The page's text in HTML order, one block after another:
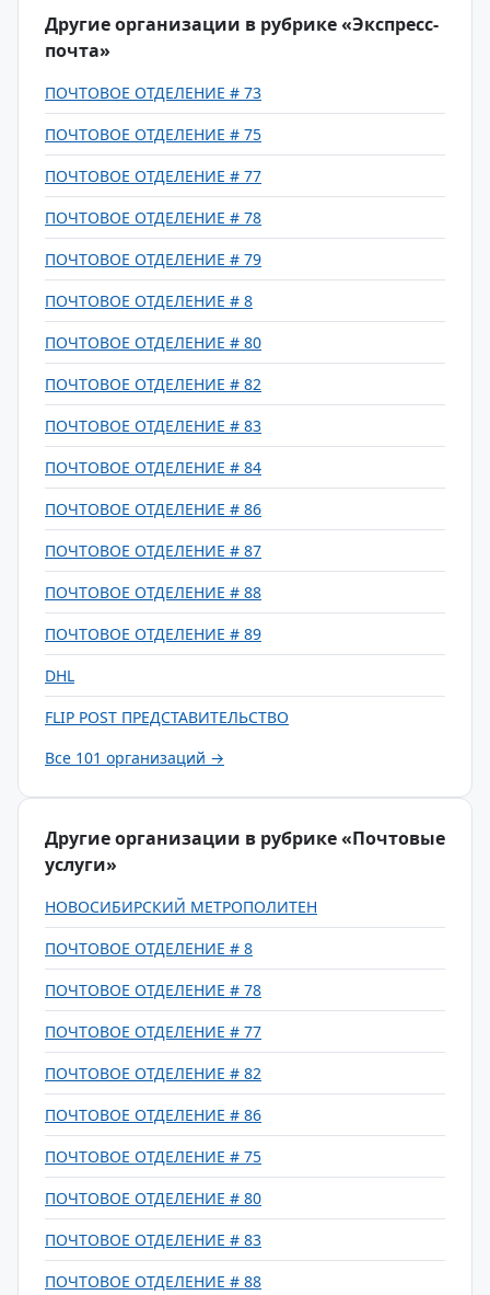
Другие организации в рубрике «Экспресс-
почта»
ПОЧТОВОЕ ОТДЕЛЕНИЕ # 73
ПОЧТОВОЕ ОТДЕЛЕНИЕ # 75
ПОЧТОВОЕ ОТДЕЛЕНИЕ # 77
ПОЧТОВОЕ ОТДЕЛЕНИЕ # 78
ПОЧТОВОЕ ОТДЕЛЕНИЕ # 79
ПОЧТОВОЕ ОТДЕЛЕНИЕ # 8
ПОЧТОВОЕ ОТДЕЛЕНИЕ # 80
ПОЧТОВОЕ ОТДЕЛЕНИЕ # 82
ПОЧТОВОЕ ОТДЕЛЕНИЕ # 83
ПОЧТОВОЕ ОТДЕЛЕНИЕ # 84
ПОЧТОВОЕ ОТДЕЛЕНИЕ # 86
ПОЧТОВОЕ ОТДЕЛЕНИЕ # 87
ПОЧТОВОЕ ОТДЕЛЕНИЕ # 88
ПОЧТОВОЕ ОТДЕЛЕНИЕ # 89
DHL
FLIP POST ПРЕДСТАВИТЕЛЬСТВО
Все 101 организаций →
Другие организации в рубрике «Почтовые
услуги»
НОВОСИБИРСКИЙ МЕТРОПОЛИТЕН
ПОЧТОВОЕ ОТДЕЛЕНИЕ # 8
ПОЧТОВОЕ ОТДЕЛЕНИЕ # 78
ПОЧТОВОЕ ОТДЕЛЕНИЕ # 77
ПОЧТОВОЕ ОТДЕЛЕНИЕ # 82
ПОЧТОВОЕ ОТДЕЛЕНИЕ # 86
ПОЧТОВОЕ ОТДЕЛЕНИЕ # 75
ПОЧТОВОЕ ОТДЕЛЕНИЕ # 80
ПОЧТОВОЕ ОТДЕЛЕНИЕ # 83
ПОЧТОВОЕ ОТДЕЛЕНИЕ # 88